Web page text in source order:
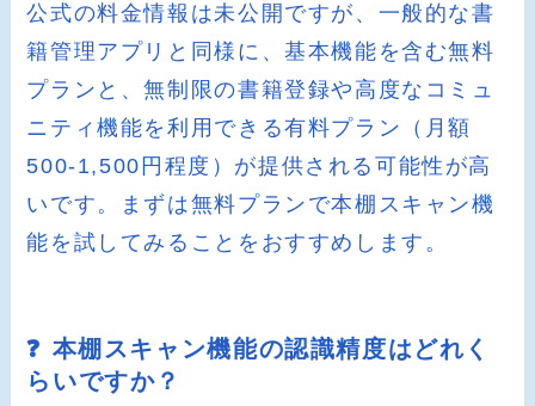
公式の料金情報は未公開ですが、一般的な書
籍管理アプリと同様に、基本機能を含む無料
プランと、無制限の書籍登録や高度なコミュ
ニティ機能を利用できる有料プラン（月額
500-1,500円程度）が提供される可能性が高
いです。まずは無料プランで本棚スキャン機
能を試してみることをおすすめします。
❓ 本棚スキャン機能の認識精度はどれく
らいですか？